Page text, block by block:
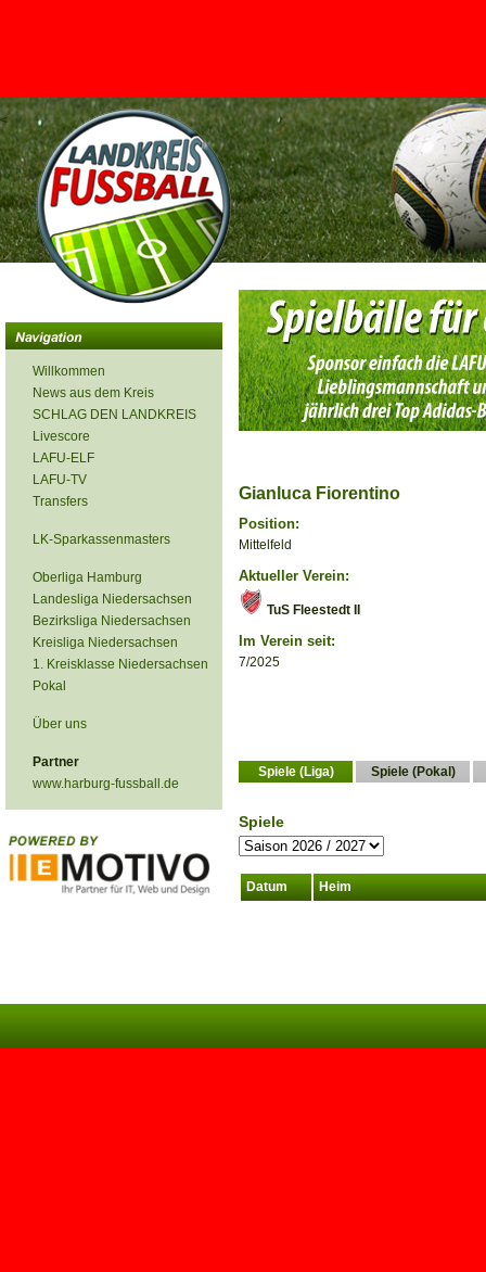
<
Willkommen
News aus dem Kreis
SCHLAG DEN LANDKREIS
Livescore
LAFU-ELF
LAFU-TV
Transfers
LK-Sparkassenmasters
Oberliga Hamburg
Landesliga Niedersachsen
Bezirksliga Niedersachsen
Kreisliga Niedersachsen
1. Kreisklasse Niedersachsen
Pokal
Über uns
Partner
www.harburg-fussball.de
Gianluca Fiorentino
Position:
Mittelfeld
Aktueller Verein:
TuS Fleestedt II
Im Verein seit:
7/2025
Spiele (Liga) Spiele (Pokal)
Spiele
Datum Heim